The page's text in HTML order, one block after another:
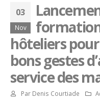
03
Nov
formation
hôteliers
bons gestes
service des
Par Denis Courtiade